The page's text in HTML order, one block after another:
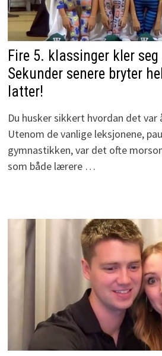
Fire 5. klassinger kler
Sekunder senere bryter
latter!
Du husker sikkert hvordan det var
Utenom de vanlige leksjonene,
gymnastikken, var det ofte
som både lærere …